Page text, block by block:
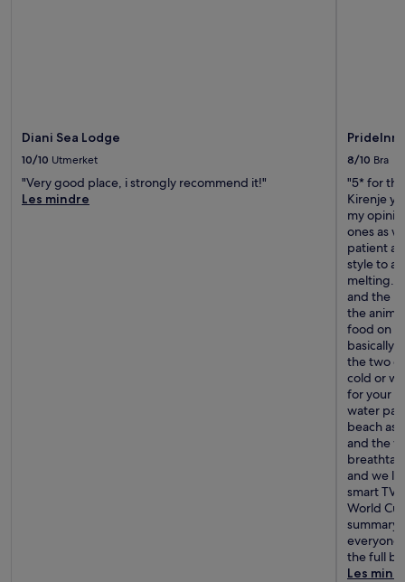
Diani Sea Lodge
10/10 Utmerket
"Very good place, i strongly recommend it!"
Les mindre
PrideInn
8/10 Bra
"5* for
Kirenje
my
ones as
patient
style to a
melting.
and the
the
food on a
basically
the two
cold or
for your
water
beach as
and the
and we
smart
World
everyone
the full
Les